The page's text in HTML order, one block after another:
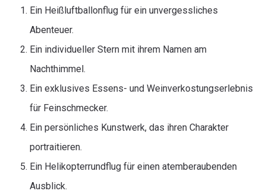
Ein Heißluftballonflug für ein unvergessliches
Abenteuer.
Ein individueller Stern mit ihrem Namen am
Nachthimmel.
Ein exklusives Essens- und Weinverkostungserlebnis
für Feinschmecker.
Ein persönliches Kunstwerk, das ihren Charakter
portraitieren.
Ein Helikopterrundflug für einen atemberaubenden
Ausblick.